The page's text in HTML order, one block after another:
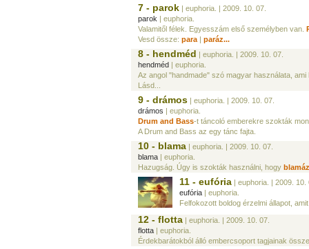
7 - parok | euphoria. | 2009. 10. 07.
parok | euphoria.
Valamitől félek. Egyesszám első személyben van.
Vesd össze: para | paráz...
8 - hendméd | euphoria. | 2009. 10. 07.
hendméd | euphoria.
Az angol "handmade" szó magyar használata,
Lásd...
9 - drámos | euphoria. | 2009. 10. 07.
drámos | euphoria.
Drum and Bass-t táncoló emberekre szokták
A Drum and Bass az egy tánc fajta.
10 - blama | euphoria. | 2009. 10. 07.
blama | euphoria.
Hazugság. Úgy is szokták használni, hogy
11 - eufória | euphoria. | 2009. 10.
eufória | euphoria.
Felfokozott boldog érzelmi állapot,
12 - flotta | euphoria. | 2009. 10. 07.
flotta | euphoria.
Érdekbarátokból álló embercsoport tagjainak